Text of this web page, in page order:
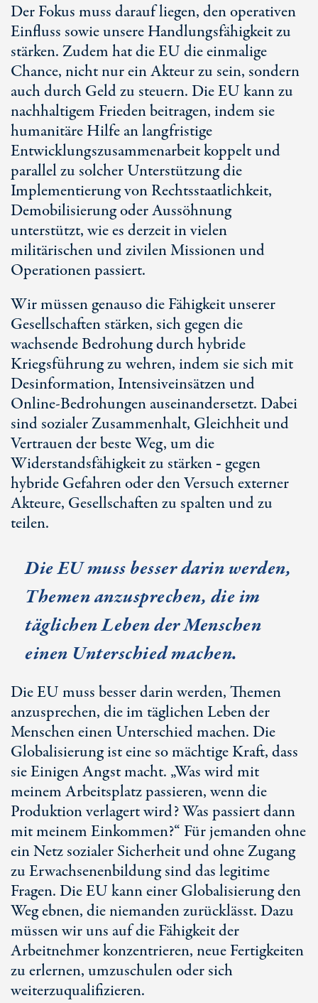
Der Fokus muss darauf liegen, den operativen
Einfluss sowie unsere Handlungsfähigkeit zu
stärken. Zudem hat die EU die einmalige
Chance, nicht nur ein Akteur zu sein, sondern
auch durch Geld zu steuern. Die EU kann zu
nachhaltigem Frieden beitragen, indem sie
humanitäre Hilfe an langfristige
Entwicklungszusammenarbeit koppelt und
parallel zu solcher Unterstützung die
Implementierung von Rechtsstaatlichkeit,
Demobilisierung oder Aussöhnung
unterstützt, wie es derzeit in vielen
militärischen und zivilen Missionen und
Operationen passiert.
Wir müssen genauso die Fähigkeit unserer
Gesellschaften stärken, sich gegen die
wachsende Bedrohung durch hybride
Kriegsführung zu wehren, indem sie sich mit
Desinformation, Intensiveinsätzen und
Online-Bedrohungen auseinandersetzt. Dabei
sind sozialer Zusammenhalt, Gleichheit und
Vertrauen der beste Weg, um die
Widerstandsfähigkeit zu stärken ‑ gegen
hybride Gefahren oder den Versuch externer
Akteure, Gesellschaften zu spalten und zu
teilen.
Die EU muss besser darin werden,
Themen anzusprechen, die im
täglichen Leben der Menschen
einen Unterschied machen.
Die EU muss besser darin werden, Themen
anzusprechen, die im täglichen Leben der
Menschen einen Unterschied machen. Die
Globalisierung ist eine so mächtige Kraft, dass
sie Einigen Angst macht. „Was wird mit
meinem Arbeitsplatz passieren, wenn die
Produktion verlagert wird? Was passiert dann
mit meinem Einkommen?“ Für jemanden ohne
ein Netz sozialer Sicherheit und ohne Zugang
zu Erwachsenenbildung sind das legitime
Fragen. Die EU kann einer Globalisierung den
Weg ebnen, die niemanden zurücklässt. Dazu
müssen wir uns auf die Fähigkeit der
Arbeitnehmer konzentrieren, neue Fertigkeiten
zu erlernen, umzuschulen oder sich
weiterzuqualifizieren.